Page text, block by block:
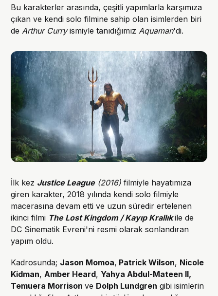
Bu karakterler arasında, çeşitli yapımlarla karşımıza
çıkan ve kendi solo filmine sahip olan isimlerden biri
deArthur Curryismiyle tanıdığımızAquaman'di.
İlk kez Justice League(2016) filmiyle hayatımıza
giren karakter, 2018 yılında kendi solo filmiyle
macerasına devam etti ve uzun süredir ertelenen
ikinci filmi The Lost Kingdom / Kayıp Krallıkile de
DC Sinematik Evreni'ni resmi olarak sonlandıran
yapım oldu.
Kadrosunda; Jason Momoa, Patrick Wilson, Nicole
Kidman, Amber Heard, Yahya Abdul-Mateen II,
Temuera Morrisonve Dolph Lundgren gibi isimlerin